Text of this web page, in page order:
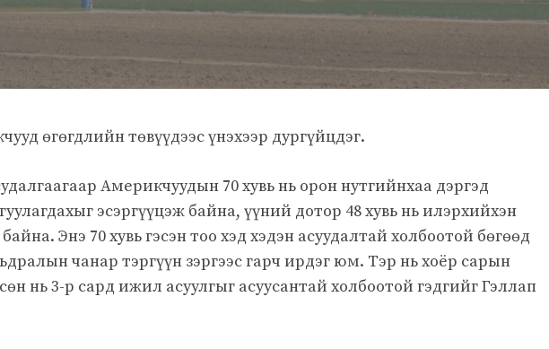
өгөгдлийн төвүүдээс үнэхээр дургүйцдэг.
Америкчуудын 70 хувь нь орон нутгийнхаа дэргэд
эсэргүүцэж байна, үүний дотор 48 хувь нь илэрхийхэн
Энэ 70 хувь гэсэн тоо хэд хэдэн асуудалтай холбоотой бөгөөд
чанар тэргүүн зэргээс гарч ирдэг юм. Тэр нь хоёр сарын
нь 3-р сард ижил асуулгыг асуусантай холбоотой гэдгийг Гэллап